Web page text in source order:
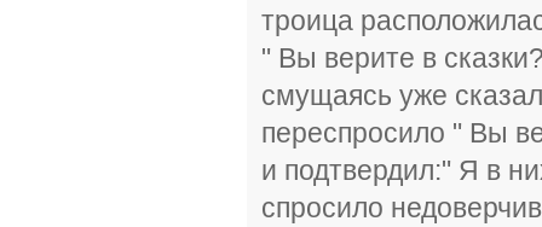
троица
" Вы верите в
смущаясь уже
переспросило " Вы
и подтвердил:" Я в
спросило